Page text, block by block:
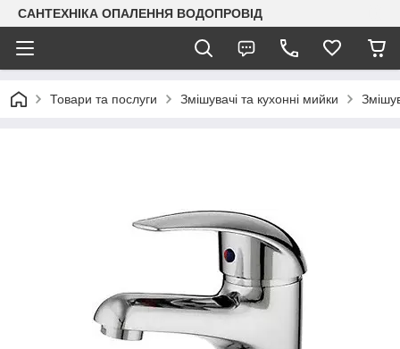
САНТЕХНІКА ОПАЛЕННЯ ВОДОПРОВІД
Товари та послуги Змішувачі та кухонні мийки